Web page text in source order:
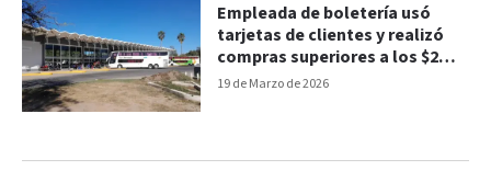
19 de Marzo de 2026
Empleada de boletería usó
tarjetas de clientes y realizó
compras superiores a los $2
millones